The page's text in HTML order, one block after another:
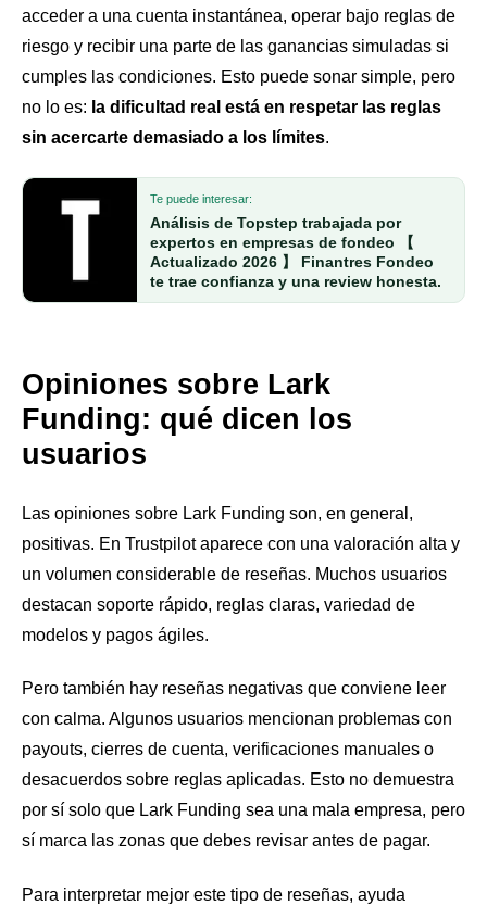
acceder a una cuenta instantánea, operar bajo reglas de
riesgo y recibir una parte de las ganancias simuladas si
cumples las condiciones. Esto puede sonar simple, pero
no lo es: la dificultad real está en respetar las reglas
sin acercarte demasiado a los límites.
Te puede interesar:
Análisis de Topstep trabajada por
expertos en empresas de fondeo 【
Actualizado 2026 】 Finantres Fondeo
te trae confianza y una review honesta.
Opiniones sobre Lark
Funding: qué dicen los
usuarios
Las opiniones sobre Lark Funding son, en general,
positivas. En Trustpilot aparece con una valoración alta y
un volumen considerable de reseñas. Muchos usuarios
destacan soporte rápido, reglas claras, variedad de
modelos y pagos ágiles.
Pero también hay reseñas negativas que conviene leer
con calma. Algunos usuarios mencionan problemas con
payouts, cierres de cuenta, verificaciones manuales o
desacuerdos sobre reglas aplicadas. Esto no demuestra
por sí solo que Lark Funding sea una mala empresa, pero
sí marca las zonas que debes revisar antes de pagar.
Para interpretar mejor este tipo de reseñas, ayuda